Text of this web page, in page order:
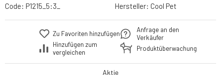
Code: P1215_5:3_ Hersteller: Cool Pet
Zu Favoriten hinzufügen
Hinzufügen zum
vergleichen
Anfrage an den
Verkäufer
Produktüberwachung
Aktie